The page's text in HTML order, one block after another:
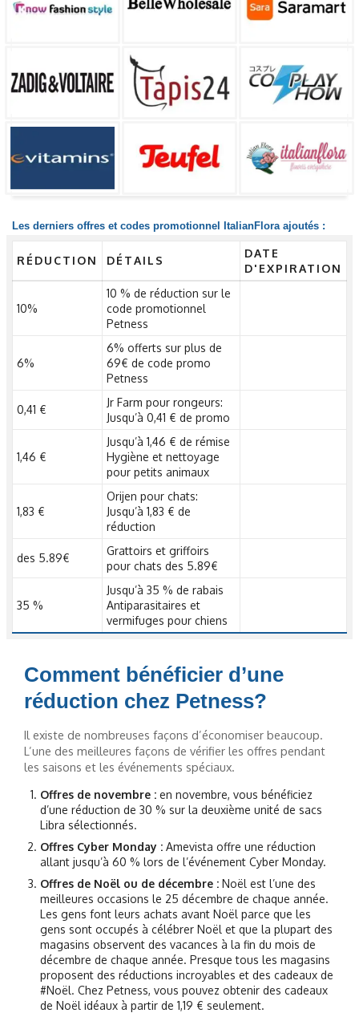
Les derniers offres et codes promotionnel ItalianFlora ajoutés :
RÉDUCTION DÉTAILS
DATE
D'EXPIRATION
10%
10 % de réduction sur le
code promotionnel
Petness
6%
6% offerts sur plus de
69€ de code promo
Petness
0,41 €
Jr Farm pour rongeurs:
Jusqu’à 0,41 € de promo
1,46 €
Jusqu’à 1,46 € de rémise
Hygiène et nettoyage
pour petits animaux
1,83 €
Orijen pour chats:
Jusqu’à 1,83 € de
réduction
des 5.89€
Grattoirs et griffoirs
pour chats des 5.89€
35 %
Jusqu’à 35 % de rabais
Antiparasitaires et
vermifuges pour chiens
Comment bénéficier d’une
réduction chez Petness?
Il existe de nombreuses façons d’économiser beaucoup.
L’une des meilleures façons de vérifier les offres pendant
les saisons et les événements spéciaux.
Offres de novembre : en novembre, vous bénéficiez
d’une réduction de 30 % sur la deuxième unité de sacs
Libra sélectionnés.
Offres Cyber ​​​​Monday : Amevista offre une réduction
allant jusqu’à 60 % lors de l’événement Cyber ​​​​Monday.
Offres de Noël ou de décembre : Noël est l’une des
meilleures occasions le 25 décembre de chaque année.
Les gens font leurs achats avant Noël parce que les
gens sont occupés à célébrer Noël et que la plupart des
magasins observent des vacances à la fin du mois de
décembre de chaque année. Presque tous les magasins
proposent des réductions incroyables et des cadeaux de
#Noël. Chez Petness, vous pouvez obtenir des cadeaux
de Noël idéaux à partir de 1,19 € seulement.